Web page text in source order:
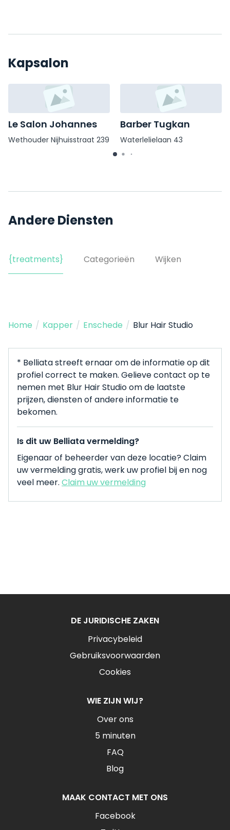
Kapsalon
Le Salon Johannes
Wethouder Nijhuisstraat 239
Barber Tugkan
Waterlelielaan 43
Andere Diensten
{treatments} Categorieën Wijken
Home / Kapper / Enschede / Blur Hair Studio
* Belliata streeft ernaar om de informatie op dit
profiel correct te maken. Gelieve contact op te
nemen met Blur Hair Studio om de laatste
prijzen, diensten of andere informatie te
bekomen.
Is dit uw Belliata vermelding?
Eigenaar of beheerder van deze locatie? Claim
uw vermelding gratis, werk uw profiel bij en nog
veel meer. Claim uw vermelding
DE JURIDISCHE ZAKEN
Privacybeleid
Gebruiksvoorwaarden
Cookies
WIE ZIJN WIJ?
Over ons
5 minuten
FAQ
Blog
MAAK CONTACT MET ONS
Facebook